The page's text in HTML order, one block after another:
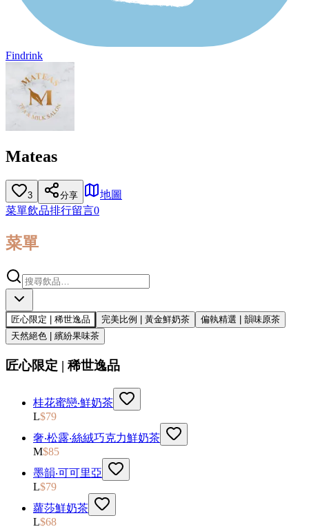
Findrink
Mateas
3 分享
地圖
菜單飲品排行留言0
菜單
匠心限定 | 稀世逸品 完美比例 | 黃金鮮奶茶
偏執精選 | 韻味原茶
天然絕色 | 繽紛果味茶
匠心限定 | 稀世逸品
桂花蜜戀‧鮮奶茶
L$79
奢‧松露‧絲絨巧克力鮮奶茶
M$85
墨韻‧可可里亞
L$79
蘿莎鮮奶茶
L$68